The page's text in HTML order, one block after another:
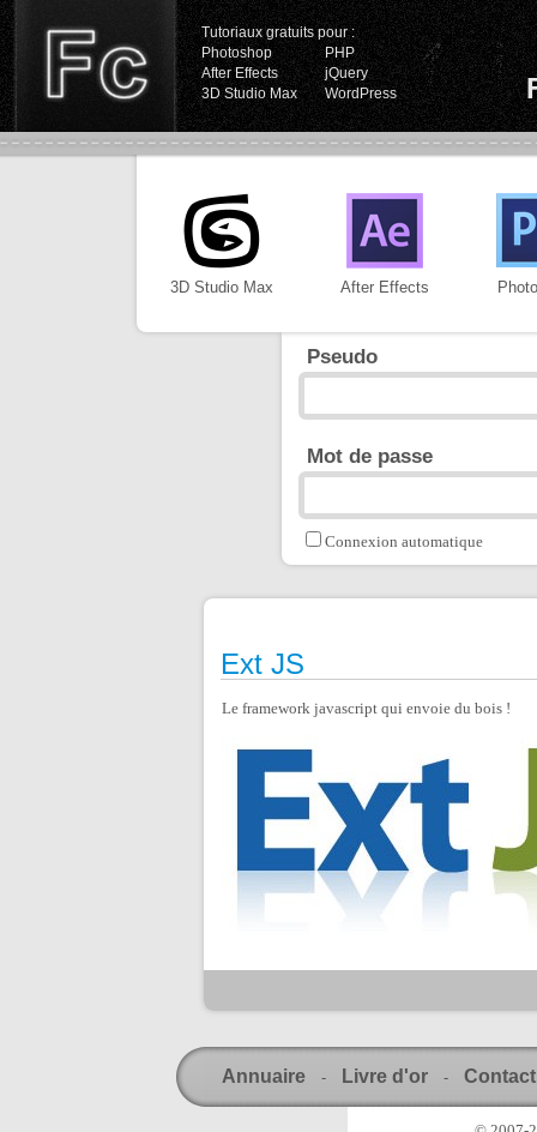
Tutoriaux gratuits pour :
Photoshop
PHP
After Effects
jQuery
3D Studio Max
WordPress
3D Studio Max After Effects
Pseudo
Mot de passe
Connexion automatique
Ext JS
Le framework javascript qui envoie du bois !
Annuaire - Livre d'or - Contact